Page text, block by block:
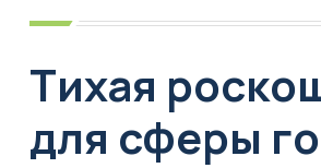
Тихая
для сферы